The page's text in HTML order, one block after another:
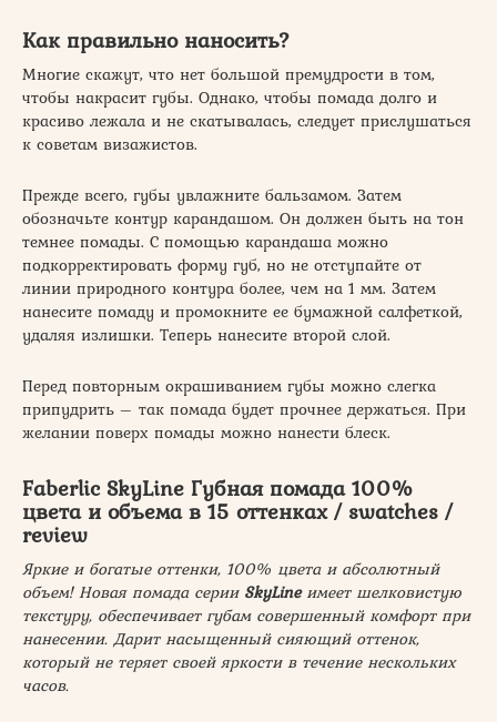
Как правильно наносить?
Многие скажут, что нет большой премудрости в том,
чтобы накрасит губы. Однако, чтобы помада долго и
красиво лежала и не скатывалась, следует прислушаться
к советам визажистов.
Прежде всего, губы увлажните бальзамом. Затем
обозначьте контур карандашом. Он должен быть на тон
темнее помады. С помощью карандаша можно
подкорректировать форму губ, но не отступайте от
линии природного контура более, чем на 1 мм. Затем
нанесите помаду и промокните ее бумажной салфеткой,
удаляя излишки. Теперь нанесите второй слой.
Перед повторным окрашиванием губы можно слегка
припудрить – так помада будет прочнее держаться. При
желании поверх помады можно нанести блеск.
Faberlic SkyLine Губная помада 100%
цвета и объема в 15 оттенках / swatches /
review
Яркие и богатые оттенки, 100% цвета и абсолютный
объем! Новая помада серии SkyLineимеет шелковистую
текстуру, обеспечивает губам совершенный комфорт при
нанесении. Дарит насыщенный сияющий оттенок,
который не теряет своей яркости в течение нескольких
часов.